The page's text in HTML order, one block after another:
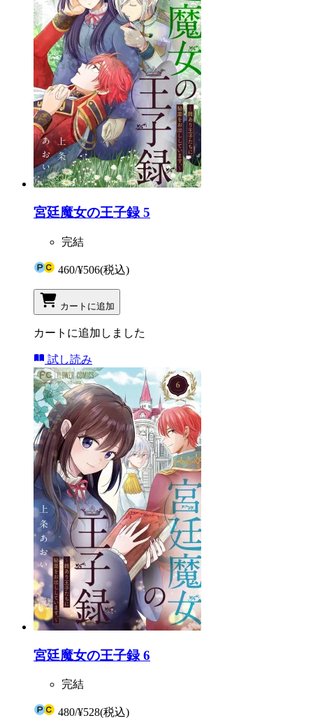
宮廷魔女の王子録 5
完結
460/¥506(税込)
カートに追加
カートに追加しました
試し読み
宮廷魔女の王子録 6
完結
480/¥528(税込)